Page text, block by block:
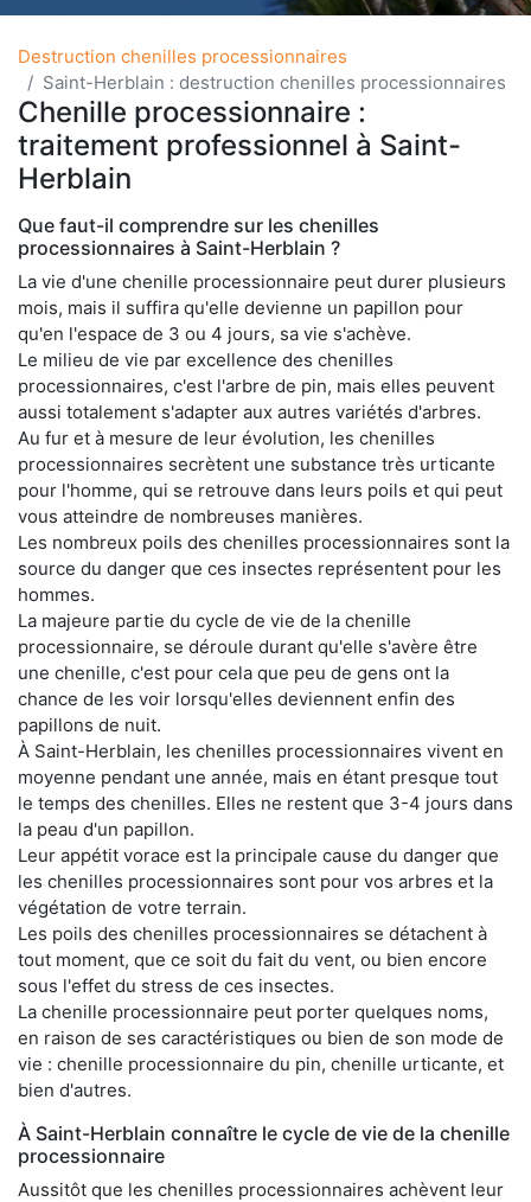
Destruction chenilles processionnaires
Saint-Herblain : destruction chenilles processionnaires
Chenille processionnaire :
traitement professionnel à Saint-
Herblain
Que faut-il comprendre sur les chenilles
processionnaires à Saint-Herblain ?
La vie d'une chenille processionnaire peut durer plusieurs
mois, mais il suffira qu'elle devienne un papillon pour
qu'en l'espace de 3 ou 4 jours, sa vie s'achève.
Le milieu de vie par excellence des chenilles
processionnaires, c'est l'arbre de pin, mais elles peuvent
aussi totalement s'adapter aux autres variétés d'arbres.
Au fur et à mesure de leur évolution, les chenilles
processionnaires secrètent une substance très urticante
pour l'homme, qui se retrouve dans leurs poils et qui peut
vous atteindre de nombreuses manières.
Les nombreux poils des chenilles processionnaires sont la
source du danger que ces insectes représentent pour les
hommes.
La majeure partie du cycle de vie de la chenille
processionnaire, se déroule durant qu'elle s'avère être
une chenille, c'est pour cela que peu de gens ont la
chance de les voir lorsqu'elles deviennent enfin des
papillons de nuit.
À Saint-Herblain, les chenilles processionnaires vivent en
moyenne pendant une année, mais en étant presque tout
le temps des chenilles. Elles ne restent que 3-4 jours dans
la peau d'un papillon.
Leur appétit vorace est la principale cause du danger que
les chenilles processionnaires sont pour vos arbres et la
végétation de votre terrain.
Les poils des chenilles processionnaires se détachent à
tout moment, que ce soit du fait du vent, ou bien encore
sous l'effet du stress de ces insectes.
La chenille processionnaire peut porter quelques noms,
en raison de ses caractéristiques ou bien de son mode de
vie : chenille processionnaire du pin, chenille urticante, et
bien d'autres.
À Saint-Herblain connaître le cycle de vie de la chenille
processionnaire
Aussitôt que les chenilles processionnaires achèvent leur